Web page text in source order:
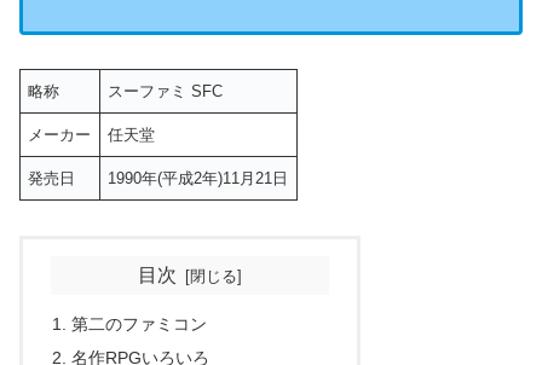
略称 スーファミ SFC
メーカー 任天堂
発売日 1990年(平成2年)11月21日
目次
第二のファミコン
名作RPGいろいろ